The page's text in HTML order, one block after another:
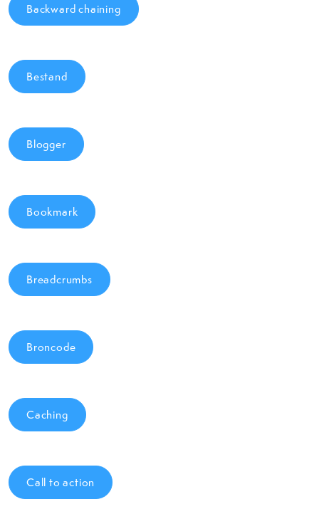
Backward chaining
Bestand
Blogger
Bookmark
Breadcrumbs
Broncode
Caching
Call to action